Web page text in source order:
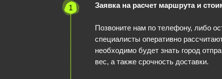
Заявка на расчет маршрута и
Позвоните нам по телефону, либо
специалисты оперативно
необходимо будет знать город
вес, а также срочность доставки.
1